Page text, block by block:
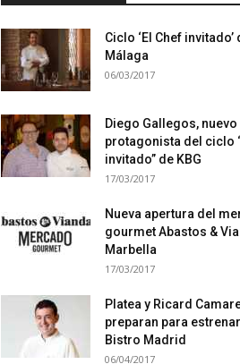
Ciclo ‘El Chef invitado’
Málaga
06/03/2017
Diego Gallegos, nuevo
protagonista del ciclo
invitado” de KBG
17/03/2017
Nueva apertura del
gourmet Abastos &
Marbella
17/03/2017
Platea y Ricard
preparan para
Bistro Madrid
06/04/2017